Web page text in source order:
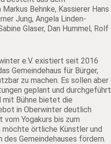
Behnke, Kassierer Hans
Jung, Angela Linden-
Glaser, Dan Hummel, Rolf
e.V. existiert seit 2016
Gemeindehaus für Bürger,
zu machen. Es sollen aber
geplant und durchgeführt
mit Bühne bietet die
in Oberwinter deutlich
vom Yogakurs bis zum
möchte örtliche Künstler und
Gemeindehauses fördern.